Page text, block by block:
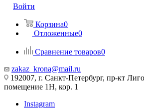
Войти
Корзина0
Отложенные0
Сравнение товаров0
zakaz_krona@mail.ru
192007, г. Санкт-Петербург, пр-кт
помещение 1Н, кор. 1
Instagram